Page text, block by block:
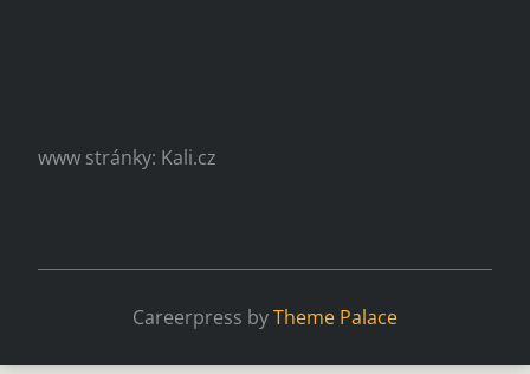
www stránky: Kali.cz
Careerpress byTheme Palace